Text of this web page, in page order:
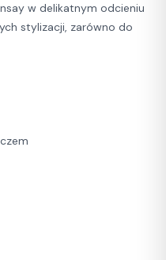
w delikatnym odcieniu
stylizacji, zarówno do